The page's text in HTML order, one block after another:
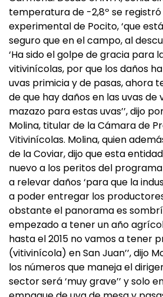
temperatura de -2,8º se
experimental de Pocito, ‘que
seguro que en el campo, al
‘Ha sido el golpe de gracia para
vitivinícolas, por que los daños
uvas primicia y de pasas, ahora
de que hay daños en las uvas de
mazazo para estas uvas’’, dijo
Molina, titular de la Cámara de
Vitivinícolas. Molina, quien
de la Coviar, dijo que esta
nuevo a los peritos del
a relevar daños ‘para que la
a poder entregar los productores
obstante el panorama es
empezado a tener un año
hasta el 2015 no vamos a tener
(vitivinícola) en San Juan’’, dijo
los números que maneja el
sector será ‘muy grave’’ y solo